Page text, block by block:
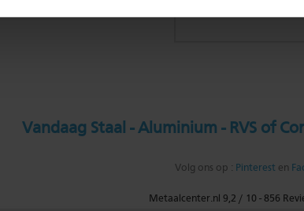
Vandaag Staal - Aluminium - RVS of
Volg ons op : Pinterest en
Metaalcenter.nl 9,2 / 10 -856